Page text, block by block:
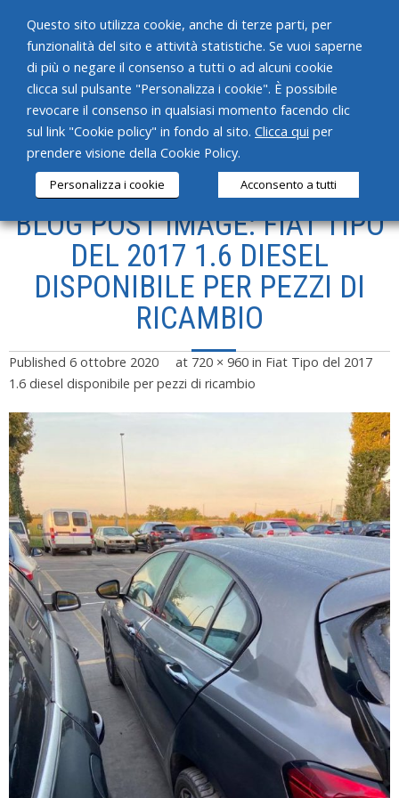
HOME
CHI SIAMO
SERVIZI
PRODOTTI
NEWS
BLOG POST IMAGE: FIAT TIPO
DEL 2017 1.6 DIESEL
DISPONIBILE PER PEZZI DI
RICAMBIO
Published 6 ottobre 2020 at 720 × 960 in Fiat Tipo del 2017
1.6 diesel disponibile per pezzi di ricambio
Questo sito utilizza cookie, anche di terze parti, per
funzionalità del sito e attività statistiche. Se vuoi saperne
di più o negare il consenso a tutti o ad alcuni cookie
clicca sul pulsante "Personalizza i cookie". È possibile
revocare il consenso in qualsiasi momento facendo clic
sul link "Cookie policy" in fondo al sito. Clicca qui per
prendere visione della Cookie Policy.
Personalizza i cookie Acconsento a tutti